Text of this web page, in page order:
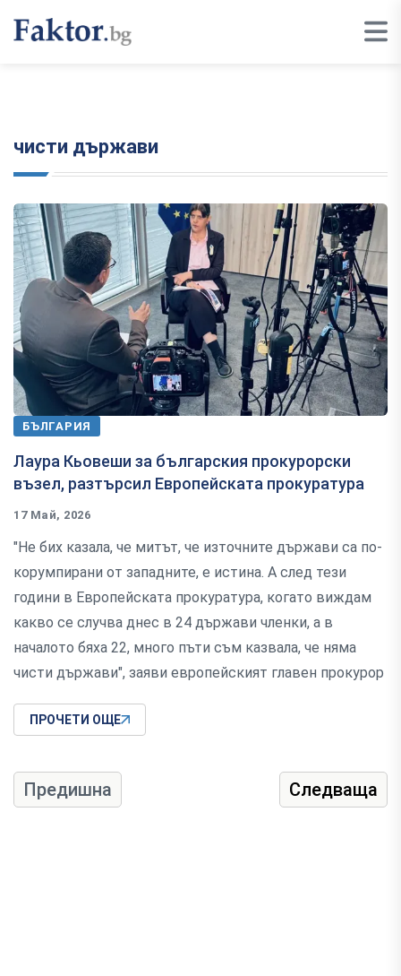
чисти държави
БЪЛГАРИЯ
Лаура Кьовеши за българския прокурорски
възел, разтърсил Европейската прокуратура
17 Май, 2026
"Не бих казала, че митът, че източните държави са по-
корумпирани от западните, е истина. А след тези
години в Европейската прокуратура, когато виждам
какво се случва днес в 24 държави членки, а в
началото бяха 22, много пъти съм казвала, че няма
чисти държави", заяви европейският главен прокурор
ПРОЧЕТИ ОЩЕ
Предишна Следваща